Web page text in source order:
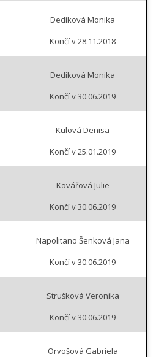
Dedíková Monika
Končí v 28.11.2018
Dedíková Monika
Končí v 30.06.2019
Kulová Denisa
Končí v 25.01.2019
Kovářová Julie
Končí v 30.06.2019
Napolitano Šenková Jana
Končí v 30.06.2019
Strušková Veronika
Končí v 30.06.2019
Orvošová Gabriela